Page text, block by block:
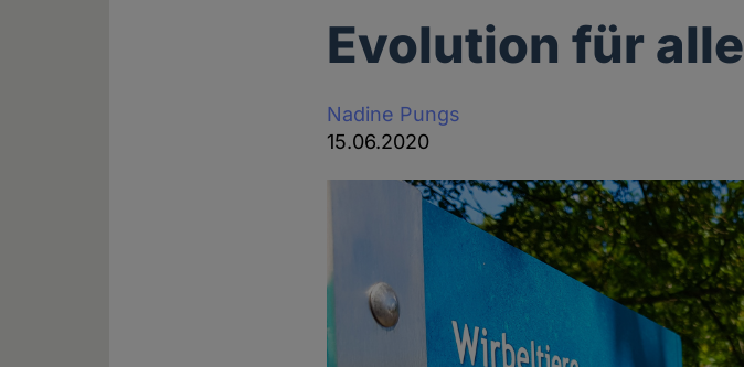
Evolution für alle
Nadine Pungs
15.06.2020